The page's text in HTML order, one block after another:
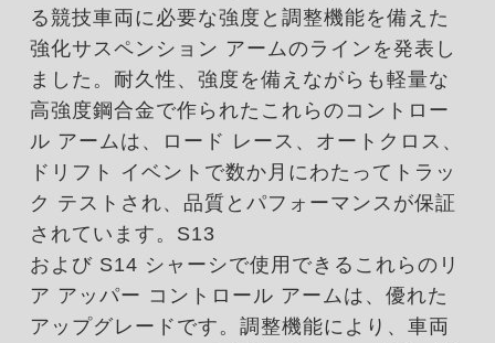
る競技車両に必要な強度と調整機能を備えた
強化サスペンション アームのラインを発表し
ました。耐久性、強度を備えながらも軽量な
高強度鋼合金で作られたこれらのコントロー
ル アームは、ロード レース、オートクロス、
ドリフト イベントで数か月にわたってトラッ
ク テストされ、品質とパフォーマンスが保証
されています。S13
および S14 シャーシで使用できるこれらのリ
ア アッパー コントロール アームは、優れた
アップグレードです。調整機能により、車両